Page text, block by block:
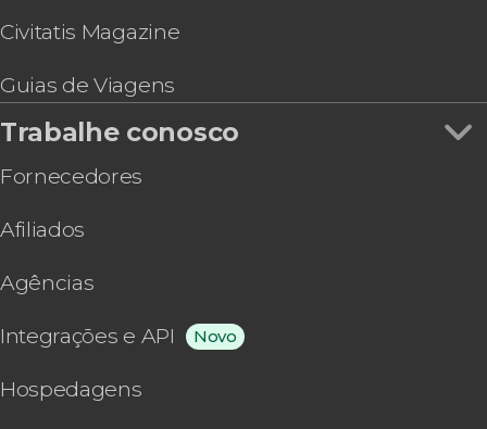
Civitatis Magazine
Guias de Viagens
Trabalhe conosco
Fornecedores
Afiliados
Agências
Integrações e API Novo
Hospedagens